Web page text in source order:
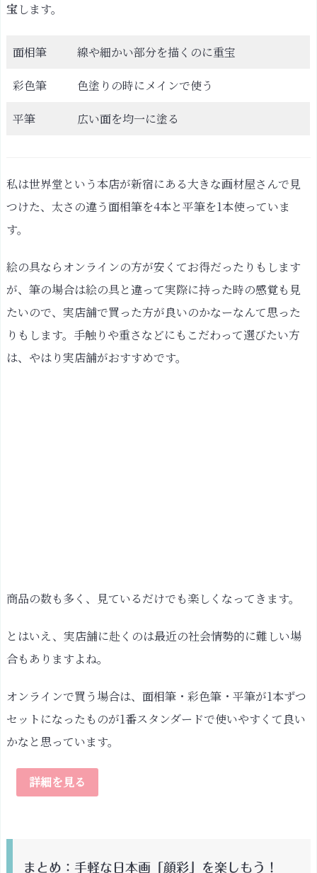
宝 します。
面相筆 線や細かい部分を描くのに重宝
彩色筆 色塗りの時にメインで使う
平筆 広い面を均一に塗る
私は世界堂という本店が新宿にある大きな画材屋さんで見
つけた、太さの違う面相筆を4本と平筆を1本使っていま
す。
絵の具ならオンラインの方が安くてお得だったりもします
が、筆の場合は絵の具と違って実際に持った時の感覚も見
たいので、実店舗で買った方が良いのかなーなんて思った
りもします。手触りや重さなどにもこだわって選びたい方
は、やはり実店舗がおすすめです。
商品の数も多く、見ているだけでも楽しくなってきます。
とはいえ、実店舗に赴くのは最近の社会情勢的に難しい場
合もありますよね。
オンラインで買う場合は、面相筆・彩色筆・平筆が1本ずつ
セットになったものが1番スタンダードで使いやすくて良い
かなと思っています。
詳細を見る
まとめ：手軽な日本画「顔彩」を楽しもう！